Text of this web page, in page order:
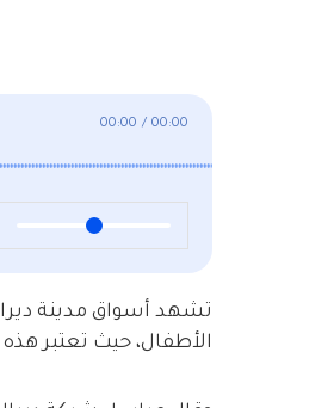
00:00 / 00:00
تشهد أسواق مدينة
الأطفال، حيث تعتبر